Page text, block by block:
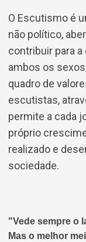
O Escutismo é
não político,
contribuir para
ambos os
quadro de
escutistas,
permite a cada
próprio
realizado e
sociedade.
"Vede sempre o
Mas o melhor